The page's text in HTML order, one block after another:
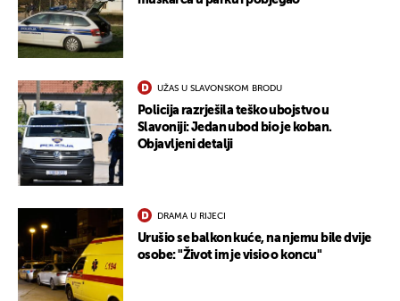
UŽAS U SLAVONSKOM BRODU
Policija razrješila teško ubojstvo u
Slavoniji: Jedan ubod bio je koban.
Objavljeni detalji
DRAMA U RIJECI
Urušio se balkon kuće, na njemu bile dvije
osobe: "Život im je visio o koncu"